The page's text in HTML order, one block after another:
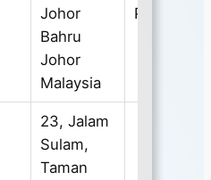
Johor
Bahru
Johor
Malaysia
23, Jalam
Sulam,
Taman